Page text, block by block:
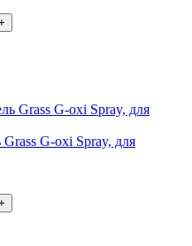
G-oxi Spray, для